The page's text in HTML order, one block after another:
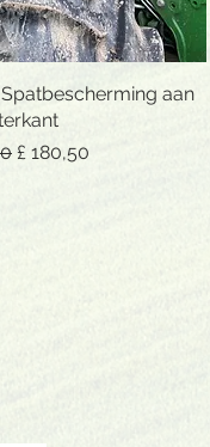
Snel overzicht
Spatbescherming aan
prijs
Verkoopprijs
£ 180,50